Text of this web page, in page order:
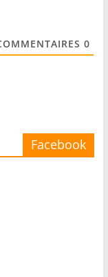
0
COMMENTAIRES
Facebook